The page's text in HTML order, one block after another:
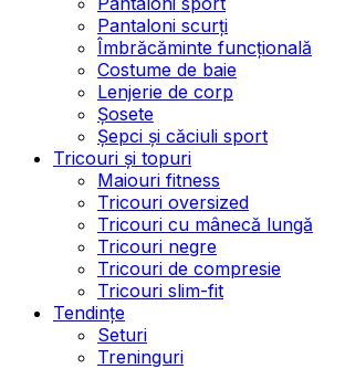
Pantaloni scurți
Îmbrăcăminte funcțională
Costume de baie
Lenjerie de corp
Șosete
Șepci și căciuli sport
Tricouri și topuri
Maiouri fitness
Tricouri oversized
Tricouri cu mânecă lungă
Tricouri negre
Tricouri de compresie
Tricouri slim-fit
Tendințe
Seturi
Treninguri